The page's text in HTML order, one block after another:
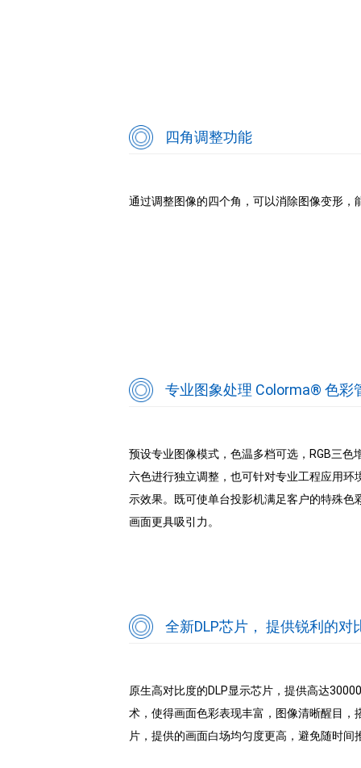
四角调整功能
通过调整图像的四个角，可以消除图像变形
专业图象处理 Colorma® 色彩
预设专业图像模式，色温多档可选，RGB三
六色进行独立调整，也可针对专业工程应用
示效果。既可使单台投影机满足客户的特殊
画面更具吸引力。
全新DLP芯片， 提供锐利的对
原生高对比度的DLP显示芯片，提供高达
术，使得画面色彩表现丰富，图像清晰醒目
片，提供的画面白场均匀度更高，避免随时间